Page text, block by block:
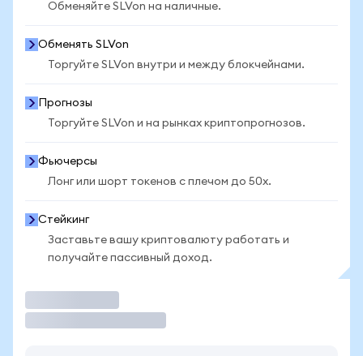
Обменяйте SLVon на наличные.
Обменять SLVon
Торгуйте SLVon внутри и между блокчейнами.
Прогнозы
Торгуйте SLVon и на рынках криптопрогнозов.
Фьючерсы
Лонг или шорт токенов с плечом до 50x.
Стейкинг
Заставьте вашу криптовалюту работать и
получайте пассивный доход.